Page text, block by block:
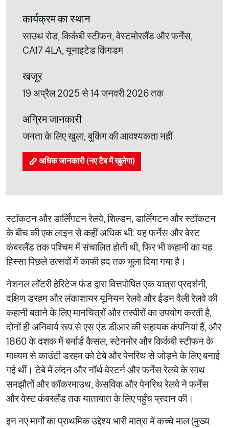
कार्यक्रम का स्थान
साउथ रोड, किर्कबी स्टीफन, वेस्टमोरलैंड और फर्नेस,
CA17 4LA, यूनाइटेड किंगडम
खजूर
19 अप्रैल 2025 से 14 जनवरी 2026 तक
अग्रिम जानकारी
जनता के लिए खुला, बुकिंग की आवश्यकता नहीं
अधिक जानकारी (नए टैब में खुलेगा)
स्टॉकटन और डार्लिंगटन रेलवे, शिल्डन, डार्लिंगटन और स्टॉकटन
के बीच की एक लाइन से कहीं अधिक थी: यह फर्नेस और वेस्ट
कंबरलैंड तक पश्चिम में संचालित होती थी, फिर भी कहानी का यह
हिस्सा पिछले उत्सवों में काफी हद तक भुला दिया गया है।
नेशनल लॉटरी हेरिटेज फंड द्वारा वित्तपोषित एक यात्रा प्रदर्शनी,
दक्षिण डरहम और लंकाशायर यूनियन रेलवे और ईडन वैली रेलवे की
कहानी बताने के लिए मानचित्रों और तस्वीरों का उपयोग करती है,
दोनों ही अनिवार्य रूप से एस एंड डीआर की सहायक कंपनियां हैं, और
1860 के दशक में बर्नार्ड कैसल, स्टेनमोर और किर्कबी स्टीफन के
माध्यम से काउंटी डरहम को टेबे और पेनरिथ से जोड़ने के लिए बनाई
गई थीं। टेबे में लंदन और नॉर्थ वेस्टर्न और फर्नेस रेलवे के साथ
समझौतों और कॉकरमाउथ, केसविक और पेनरिथ रेलवे ने फर्नेस
और वेस्ट कंबरलैंड तक यातायात के लिए पहुँच प्रदान की।
इन नए मार्गों का प्राथमिक उद्देश्य भारी मात्रा में कच्चे माल (मुख्य